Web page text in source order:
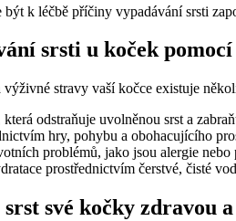
k léčbě příčiny vypadávání srsti
srsti u koček
stravy vaší kočce existuje
která odstraňuje uvolněnou srst a
hry, pohybu a obohacujícího
problémů, jako jsou alergie nebo
prostřednictvím čerstvé, čisté
své kočky zdravou